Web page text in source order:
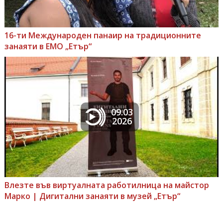
16-ти Международен панаир на традиционните
занаяти в ЕМО „Етър“
09.03
2026
Влезте във виртуалната работилница на майстор
Марко | Дигитални занаяти в музей „Етър“